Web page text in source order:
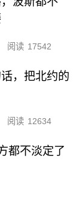
阅读 17542
，把北约的
阅读 12634
都不淡定了